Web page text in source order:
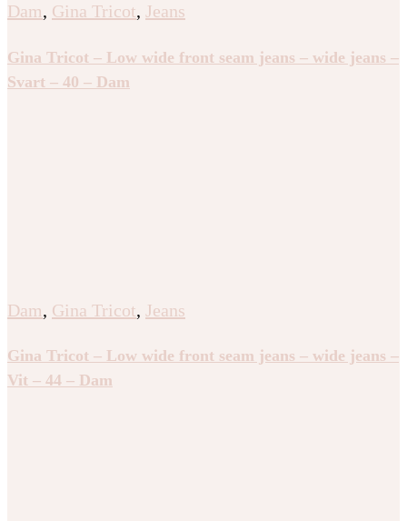
Dam, Gina Tricot, Jeans
Gina Tricot – Low wide front seam jeans – wide jeans –
Svart – 40 – Dam
Dam, Gina Tricot, Jeans
Gina Tricot – Low wide front seam jeans – wide jeans –
Vit – 44 – Dam